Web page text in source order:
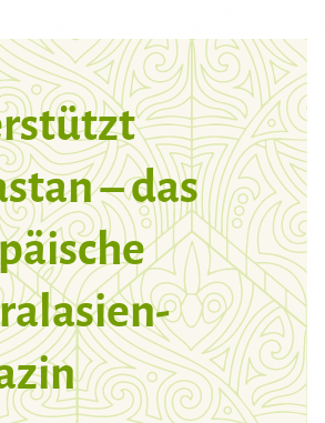
– das